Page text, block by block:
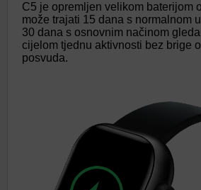
C5 je opremljen velikom baterijom
može trajati 15 dana s normalnom
30 dana s osnovnim načinom
cijelom tjednu aktivnosti bez brige
posvuda.